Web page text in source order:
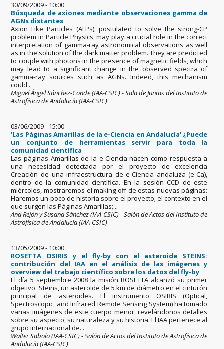
30/09/2009 - 10:00
Búsqueda de axiones mediante observaciones gamma de
AGNs distantes
Axion Like Particles (ALPs), postulated to solve the strong-CP
problem in Particle Physics, may play a crucial role in the correct
interpretation of gamma-ray astronomical observations as well
as in the solution of the dark matter problem. They are predicted
to couple with photons in the presence of magnetic fields, which
may lead to a significant change in the observed spectra of
gamma-ray sources such as AGNs. Indeed, this mechanism
could...
Miguel Ángel Sánchez-Conde (IAA-CSIC) - Sala de Juntas del Instituto de
Astrofísica de Andalucía (IAA-CSIC)
03/06/2009 - 15:00
'Las Páginas Amarillas de la e-Ciencia en Andalucía' ¿Puede
un conjunto de herramientas servir para toda la
comunidad científica
Las páginas Amarillas de la e-Ciencia nacen como respuesta a
una necesidad detectada por el proyecto de excelencia
Creación de una infraestructura de e-Ciencia andaluza (e-Ca),
dentro de la comunidad científica. En la sesión CCD de este
miércoles, mostraremos el making off de estas nuevas páginas:
Haremos un poco de historia sobre el proyecto; el contexto en el
que surgen las Páginas Amarillas;...
Ana Rejón y Susana Sánchez (IAA-CSIC) - Salón de Actos del Instituto de
Astrofísica de Andalucía (IAA-CSIC)
13/05/2009 - 10:00
ROSETTA OSIRIS y el fly-by con el asteroide STEINS:
contribución del IAA en el análisis de las imágenes y
overview del trabajo científico sobre los datos del fly-by
El día 5 septiembre 2008 la misión ROSETTA alcanzó su primer
objetivo: Steins, un asteroide de 5 km de diámetro en el cinturón
principal de asteroides. El instrumento OSIRIS (Optical,
Spectroscopic, and Infrared Remote Sensing System) ha tomado
varias imágenes de este cuerpo menor, revelándonos detalles
sobre su aspecto, su naturaleza y su historia. El IAA pertenece al
grupo internacional de...
Walter Sabolo (IAA-CSIC) - Salón de Actos del Instituto de Astrofísica de
Andalucía (IAA-CSIC)